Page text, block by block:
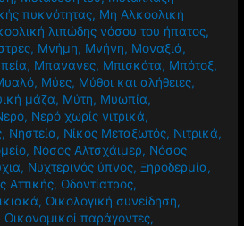
πυκνότητας, Μη Αλκοολική
λιπώδης νόσου του ήπατος,
, Μνήμη, Μνήνη, Μοναξιά,
, Μπανάνες, Μπισκότα, Μπότοξ,
, Μύες, Μύθοι και αλήθειες,
μάζα, Μύτη, Μυωπία,
, Νερό χωρίς νιτρικά,
, Νηστεία, Νίκος Μεταξωτός, Νιτρικά,
, Νόσος Αλτσχάιμερ, Νόσος
, Νυχτερινός ύπνος,Ξηροδερμία,
Αττικής, Οδοντίατρος,
, Οικολογική συνείδηση,
Οικονομικοί παράγοντες,